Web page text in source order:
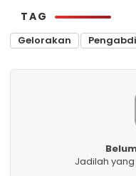
TAG
Gelorakan
Jadilah